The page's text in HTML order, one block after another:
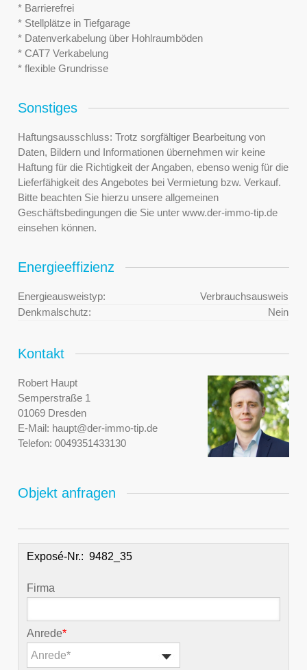
* Barrierefrei
* Stellplätze in Tiefgarage
* Datenverkabelung über Hohlraumböden
* CAT7 Verkabelung
* flexible Grundrisse
Sonstiges
Haftungsausschluss: Trotz sorgfältiger Bearbeitung von
Daten, Bildern und Informationen übernehmen wir keine
Haftung für die Richtigkeit der Angaben, ebenso wenig für die
Lieferfähigkeit des Angebotes bei Vermietung bzw. Verkauf.
Bitte beachten Sie hierzu unsere allgemeinen
Geschäftsbedingungen die Sie unter www.der-immo-tip.de
einsehen können.
Energieeffizienz
Energieausweistyp:
Verbrauchsausweis
Denkmalschutz:
Nein
Kontakt
Robert Haupt
Semperstraße 1
01069 Dresden
E-Mail: haupt@der-immo-tip.de
Telefon: 0049351433130
Objekt anfragen
Exposé-Nr.:
Firma
Anrede*
Anrede*